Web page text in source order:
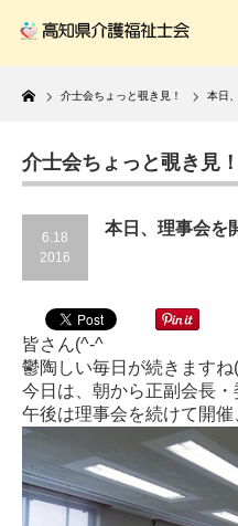
Home
介士会ちょっと覗き見！ 本日
介士会ちょっと覗き見！
6.18
2016
本日、理事会を
皆さん(^-^ゞ
鬱陶しい毎日が続きますね
今日は、朝から正副会長・
午後は理事会を続けて開